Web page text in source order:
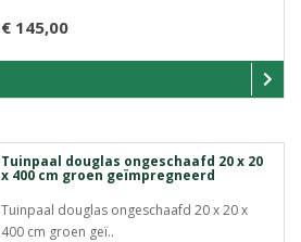
€ 145,00
Tuinpaal douglas ongeschaafd 20 x 20
x 400 cm groen geïmpregneerd
Tuinpaal douglas ongeschaafd 20 x 20 x
400 cm groen geï..